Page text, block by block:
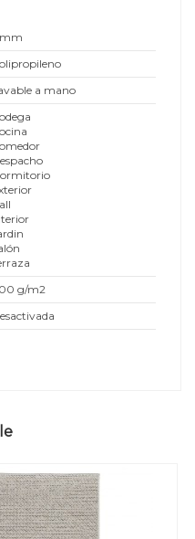
a mano
g/m2